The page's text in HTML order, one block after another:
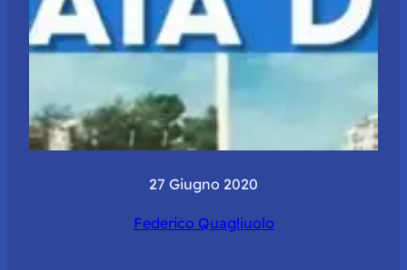
27 Giugno 2020
Federico Quagliuolo